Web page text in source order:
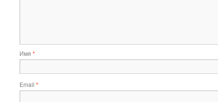
Имя *
Email *